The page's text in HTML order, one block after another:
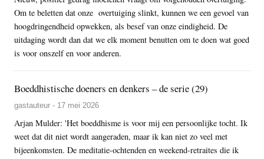
Om te beletten dat onze overtuiging slinkt, kunnen we een gevoel van
hoogdringendheid opwekken, als besef van onze eindigheid. De
uitdaging wordt dan dat we elk moment benutten om te doen wat goed
is voor onszelf en voor anderen.
Boeddhistische doeners en denkers – de serie (29)
gastauteur - 17 mei 2026
Arjan Mulder: 'Het boeddhisme is voor mij een persoonlijke tocht. Ik
weet dat dit niet wordt aangeraden, maar ik kan niet zo veel met
bijeenkomsten. De meditatie-ochtenden en weekend-retraites die ik